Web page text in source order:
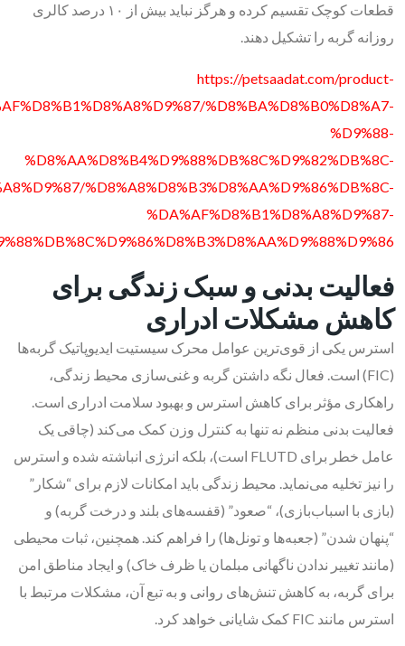
قطعات کوچک تقسیم کرده و هرگز نباید بیش از ۱۰ درصد کالری
روزانه گربه را تشکیل دهند.
https://petsaadat.com/product-
%D8%BA%D8%B0%D8%A7-
%D9%88-
%D8%AA%D8%B4%D9%88%DB%8C%D9%82%DB%8C-
%D8%A8%D8%B3%D8%AA%D9%86%DB%8C-
%DA%AF%D8%B1%D8%A8%D9%87-
فعالیت بدنی و سبک زندگی برای
کاهش مشکلات ادراری
استرس یکی از قوی‌ترین عوامل محرک سیستیت ایدیوپاتیک گربه‌ها
(FIC) است. فعال نگه داشتن گربه و غنی‌سازی محیط زندگی،
راهکاری مؤثر برای کاهش استرس و بهبود سلامت ادراری است.
فعالیت بدنی منظم نه تنها به کنترل وزن کمک می‌کند (چاقی یک
عامل خطر برای FLUTD است)، بلکه انرژی انباشته شده و استرس
را نیز تخلیه می‌نماید. محیط زندگی باید امکانات لازم برای “شکار”
(بازی با اسباب‌بازی)، “صعود” (قفسه‌های بلند و درخت گربه) و
“پنهان شدن” (جعبه‌ها و تونل‌ها) را فراهم کند. همچنین، ثبات محیطی
(مانند تغییر ندادن ناگهانی مبلمان یا ظرف خاک) و ایجاد مناطق امن
برای گربه، به کاهش تنش‌های روانی و به تبع آن، مشکلات مرتبط با
استرس مانند FIC کمک شایانی خواهد کرد.